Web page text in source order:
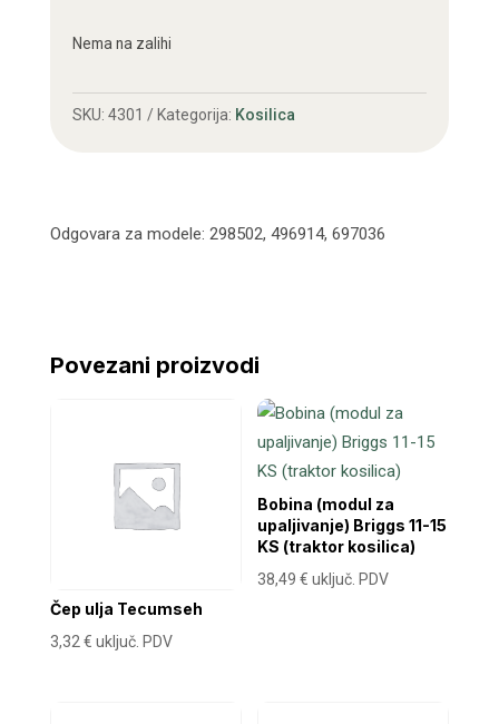
Nema na zalihi
SKU: 4301 Kategorija: Kosilica
Odgovara za modele: 298502, 496914, 697036
Povezani proizvodi
Čep ulja Tecumseh
3,32 € uključ. PDV
Bobina (modul za
upaljivanje) Briggs 11-15
KS (traktor kosilica)
38,49€ uključ. PDV